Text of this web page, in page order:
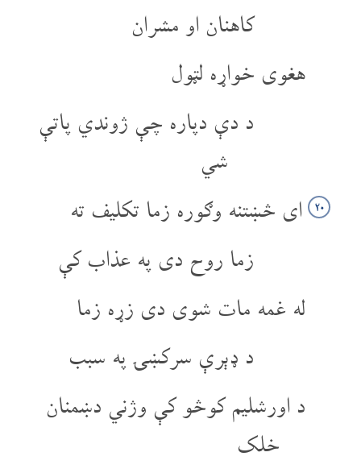
کاهنان او مشران
هغوی خواړه لټول
د دې دپاره چې ژوندي پاتې
شي
۲۰ ای څښتنه وګوره زما تکلیف ته
زما روح دی په عذاب کې
له غمه مات شوی دی زړه زما
د ډېرې سرکښۍ په سبب
د اورشلیم کوڅو کې وژني دښمنان
خلک